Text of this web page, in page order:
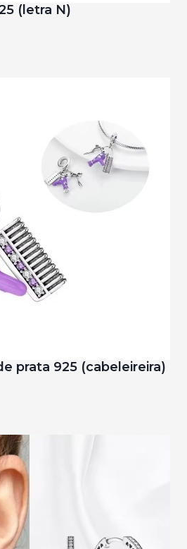
(letra N)
prata 925 (cabeleireira)